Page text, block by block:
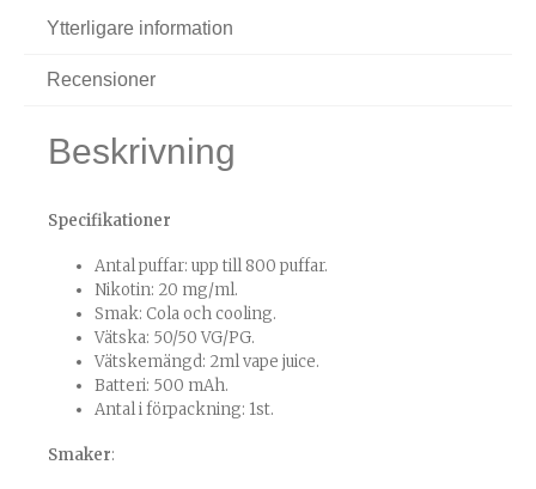
Ytterligare information
Recensioner
Beskrivning
Specifikationer
Antal puffar: upp till 800 puffar.
Nikotin: 20 mg/ml.
Smak: Cola och cooling.
Vätska: 50/50 VG/PG.
Vätskemängd: 2ml vape juice.
Batteri: 500 mAh.
Antal i förpackning: 1st.
Smaker: